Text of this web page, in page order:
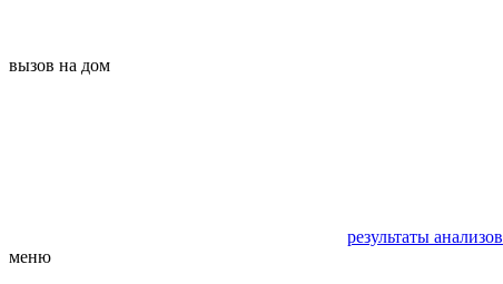
вызов на дом
результаты анализов
меню